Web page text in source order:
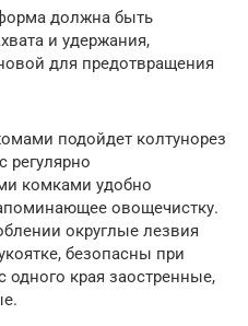
должна быть
и удержания,
для предотвращения
подойдет колтунорез
регулярно
комками удобно
овощечистку.
округлые лезвия
безопасны при
одного края заостренные,